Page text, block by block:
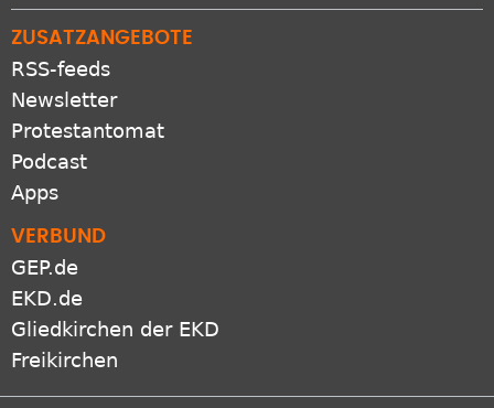
ZUSATZANGEBOTE
RSS-feeds
Newsletter
Protestantomat
Podcast
Apps
VERBUND
GEP.de
EKD.de
Gliedkirchen der EKD
Freikirchen